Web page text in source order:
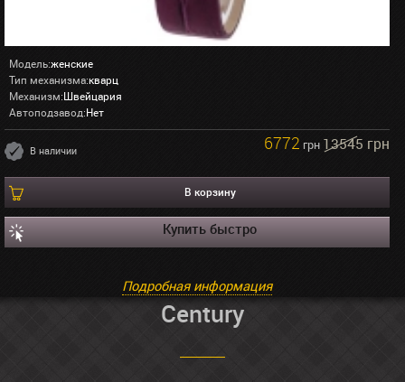
Модель:женские
Тип механизма:кварц
Механизм:Швейцария
Автоподзавод:Нет
В наличии 6772 грн 13545 грн
В корзину
Купить быстро
Подробная информация
Century